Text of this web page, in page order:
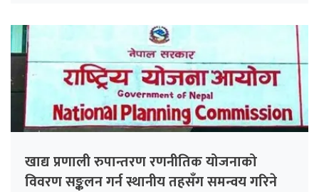
खाद्य प्रणाली रुपान्तरण रणनीतिक योजनाको
विवरण सङ्कलन गर्न स्थानीय तहसँग समन्वय गरिने